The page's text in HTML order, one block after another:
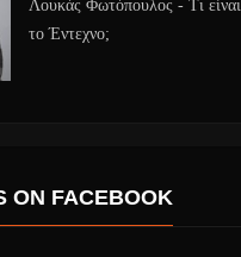
Λουκάς Φωτόπουλος - Τι είναι
το Έντεχνο;
ON FACEBOOK